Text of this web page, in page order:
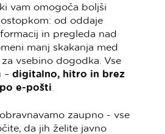
vam omogoča boljši
od oddaje
in pregleda nad
manj skakanja med
vsebino dogodka. Vse
– digitalno, hitro in brez
e-pošti
zaupno - vse
da jih želite javno